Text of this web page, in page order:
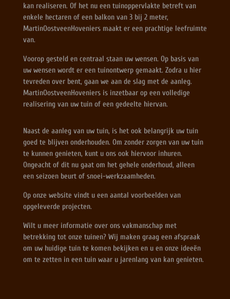
kan realiseren. Of het nu een tuinoppervlakte betreft van
enkele hectaren of een balkon van 3 bij 2 meter,
MartinOostveenHoveniers maakt er een prachtige leefruimte
van.
Voorop gesteld en centraal staan uw wensen. Op basis van
uw wensen wordt er een tuinontwerp gemaakt. Zodra u hier
tevreden over bent, gaan we aan de slag met de aanleg.
MartinOostveenHoveniers is inzetbaar op een volledige
realisering van uw tuin of een gedeelte hiervan.
Naast de aanleg van uw tuin, is het ook belangrijk uw tuin
goed te blijven onderhouden. Om zonder zorgen van uw tuin
te kunnen genieten, kunt u ons ook hiervoor inhuren.
Ongeacht of dit nu gaat om het gehele onderhoud, alleen
een seizoen beurt of snoei-werkzaamheden.
Op onze website vindt u een aantal voorbeelden van
opgeleverde projecten.
Wilt u meer informatie over ons vakmanschap met
betrekking tot onze tuinen? Wij maken graag een afspraak
om uw huidige tuin te komen bekijken en u en onze ideeën
om te zetten in een tuin waar u jarenlang van kan genieten.